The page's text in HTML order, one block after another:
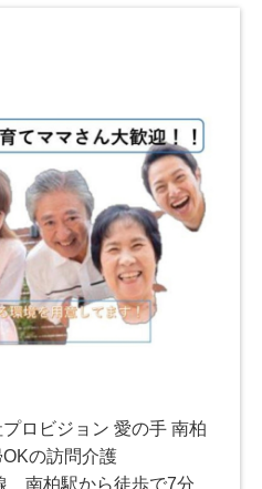
ロビジョン 愛の手 南柏
の訪問介護
南柏駅から徒歩で7分